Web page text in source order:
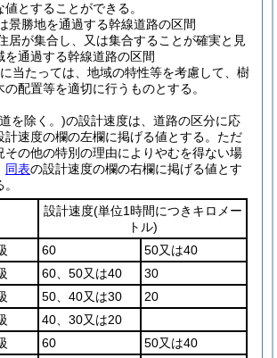
とすることができる。
景勝地を通過する幹線道路の区間
居が集合し、又は集合することが確実と見
を通過する幹線道路の区間
当たっては、地域の特性等を考慮して、樹
配置等を適切に行うものとする。
を除く。)の設計速度は、道路の区分に応
計速度の欄の左欄に掲げる値とする。 ただ
その他の特別の理由によりやむを得ない場
同表の設計速度の欄の右欄に掲げる値とす
設計速度(単位1時間につきキロメー
トル)
60
50又は40
60、50又は40
30
50、40又は30
20
40、30又は20
60
50又は40